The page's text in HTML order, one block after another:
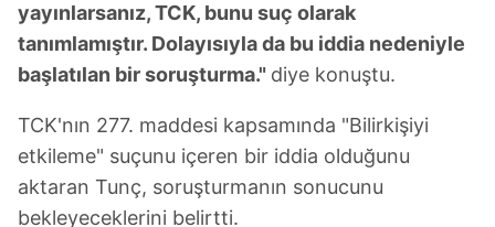
yayınlarsanız, TCK, bunu suç olarak
tanımlamıştır. Dolayısıyla da bu iddia nedeniyle
başlatılan bir soruşturma." diye konuştu.
TCK'nın 277. maddesi kapsamında "Bilirkişiyi
etkileme" suçunu içeren bir iddia olduğunu
aktaran Tunç, soruşturmanın sonucunu
bekleyeceklerini belirtti.